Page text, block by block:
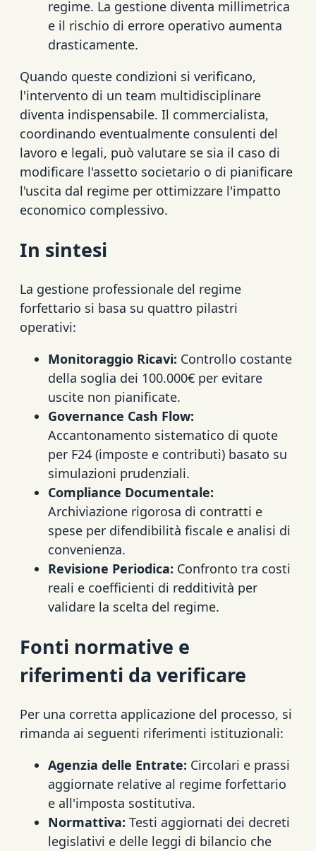
regime. La gestione diventa millimetrica
e il rischio di errore operativo aumenta
drasticamente.
Quando queste condizioni si verificano,
l'intervento di un team multidisciplinare
diventa indispensabile. Il commercialista,
coordinando eventualmente consulenti del
lavoro e legali, può valutare se sia il caso di
modificare l'assetto societario o di pianificare
l'uscita dal regime per ottimizzare l'impatto
economico complessivo.
In sintesi
La gestione professionale del regime
forfettario si basa su quattro pilastri
operativi:
Monitoraggio Ricavi: Controllo costante
della soglia dei 100.000€ per evitare
uscite non pianificate.
Governance Cash Flow:
Accantonamento sistematico di quote
per F24 (imposte e contributi) basato su
simulazioni prudenziali.
Compliance Documentale:
Archiviazione rigorosa di contratti e
spese per difendibilità fiscale e analisi di
convenienza.
Revisione Periodica: Confronto tra costi
reali e coefficienti di redditività per
validare la scelta del regime.
Fonti normative e
riferimenti da verificare
Per una corretta applicazione del processo, si
rimanda ai seguenti riferimenti istituzionali:
Agenzia delle Entrate: Circolari e prassi
aggiornate relative al regime forfettario
e all'imposta sostitutiva.
Normattiva: Testi aggiornati dei decreti
legislativi e delle leggi di bilancio che